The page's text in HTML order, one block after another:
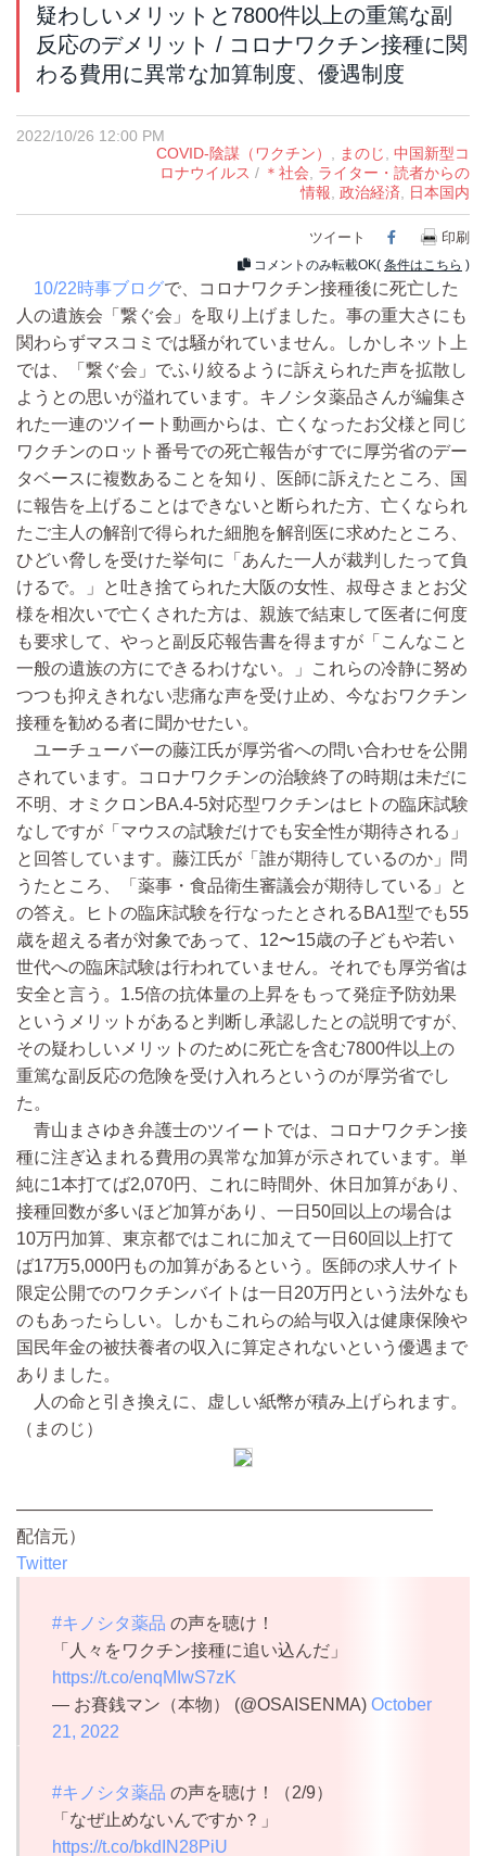
疑わしいメリットと7800件以上の重篤な副
反応のデメリット / コロナワクチン接種に関
わる費用に異常な加算制度、優遇制度
2022/10/26 12:00 PM
COVID-陰謀（ワクチン）
まのじ
中国新型コ
ロナウイルス / ＊社会
ライター・読者からの
情報 政治経済 日本国内
ツイート Facebook
印刷
コメントのみ転載OK( 条件はこちら )
10/22時事ブログで、コロナワクチン接種後に死亡した
人の遺族会「繋ぐ会」を取り上げました。事の重大さにも
関わらずマスコミでは騒がれていません。しかしネット上
では、「繋ぐ会」でふり絞るように訴えられた声を拡散し
ようとの思いが溢れています。キノシタ薬品さんが編集さ
れた一連のツイート動画からは、亡くなったお父様と同じ
ワクチンのロット番号での死亡報告がすでに厚労省のデー
タベースに複数あることを知り、医師に訴えたところ、国
に報告を上げることはできないと断られた方、亡くなられ
たご主人の解剖で得られた細胞を解剖医に求めたところ、
ひどい脅しを受けた挙句に「あんた一人が裁判したって負
けるで。」と吐き捨てられた大阪の女性、叔母さまとお父
様を相次いで亡くされた方は、親族で結束して医者に何度
も要求して、やっと副反応報告書を得ますが「こんなこと
一般の遺族の方にできるわけない。」これらの冷静に努め
つつも抑えきれない悲痛な声を受け止め、今なおワクチン
接種を勧める者に聞かせたい。
ユーチューバーの藤江氏が厚労省への問い合わせを公開
されています。コロナワクチンの治験終了の時期は未だに
不明、オミクロンBA.4-5対応型ワクチンはヒトの臨床試験
なしですが「マウスの試験だけでも安全性が期待される」
と回答しています。藤江氏が「誰が期待しているのか」問
うたところ、「薬事・食品衛生審議会が期待している」と
の答え。ヒトの臨床試験を行なったとされるBA1型でも55
歳を超える者が対象であって、12〜15歳の子どもや若い
世代への臨床試験は行われていません。それでも厚労省は
安全と言う。1.5倍の抗体量の上昇をもって発症予防効果
というメリットがあると判断し承認したとの説明ですが、
その疑わしいメリットのために死亡を含む7800件以上の
重篤な副反応の危険を受け入れろというのが厚労省でし
た。
青山まさゆき弁護士のツイートでは、コロナワクチン接
種に注ぎ込まれる費用の異常な加算が示されています。単
純に1本打てば2,070円、これに時間外、休日加算があり、
接種回数が多いほど加算があり、一日50回以上の場合は
10万円加算、東京都ではこれに加えて一日60回以上打て
ば17万5,000円もの加算があるという。医師の求人サイト
限定公開でのワクチンバイトは一日20万円という法外なも
のもあったらしい。しかもこれらの給与収入は健康保険や
国民年金の被扶養者の収入に算定されないという優遇まで
ありました。
人の命と引き換えに、虚しい紙幣が積み上げられます。
（まのじ）
————————————————————————
配信元）
Twitter
#キノシタ薬品 の声を聴け！
「人々をワクチン接種に追い込んだ」
https://t.co/enqMIwS7zK
— お賽銭マン（本物） (@OSAISENMA) October
21, 2022
#キノシタ薬品 の声を聴け！（2/9）
「なぜ止めないんですか？」
https://t.co/bkdIN28PiU